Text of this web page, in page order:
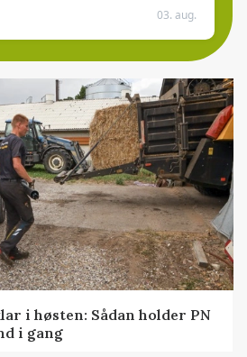
03. aug.
i høsten: Sådan holder PN
i gang